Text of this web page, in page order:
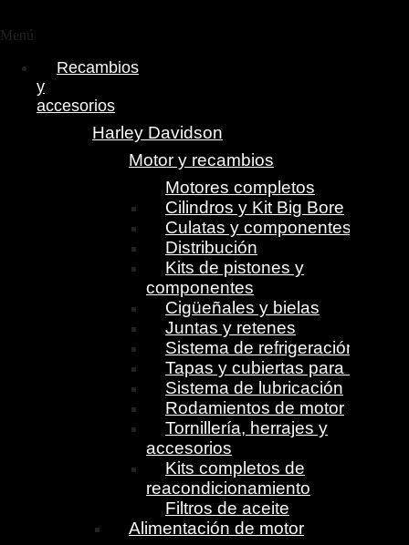
Menú
Recambios
y
accesorios
Harley Davidson
Motor y recambios
Motores completos
Cilindros y Kit Big Bore
Culatas y componentes
Distribución
Kits de pistones y
componentes
Cigüeñales y bielas
Juntas y retenes
Sistema de refrigeración
Tapas y cubiertas para motor
Sistema de lubricación
Rodamientos de motor
Tornillería, herrajes y
accesorios
Kits completos de
reacondicionamiento
Filtros de aceite
Alimentación de motor